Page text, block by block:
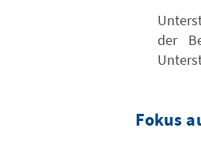
der
Fokus